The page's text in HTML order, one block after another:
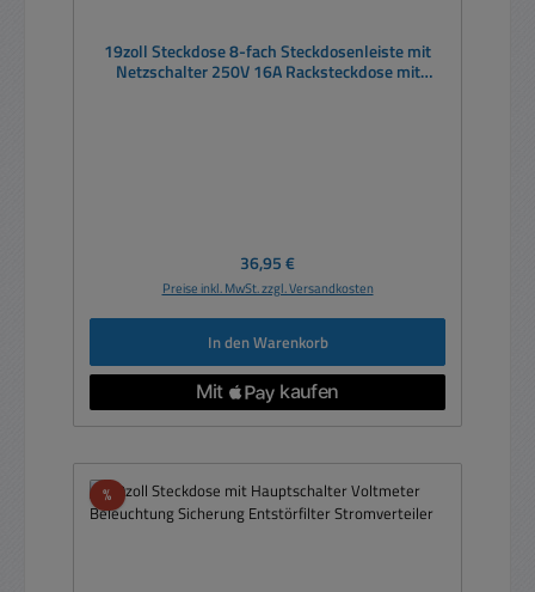
19zoll Steckdose 8-fach Steckdosenleiste mit
Netzschalter 250V 16A Racksteckdose mit
Regulärer Preis:
36,95 €
Preise inkl. MwSt. zzgl. Versandkosten
In den Warenkorb
%Rabatt